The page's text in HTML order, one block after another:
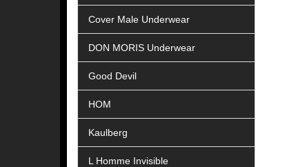
Cover Male Underwear
DON MORIS Underwear
Good Devil
HOM
Kaulberg
L Homme Invisible